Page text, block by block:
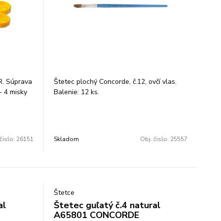
Súprava
4 misky
23
26151
Štetec plochý Concorde, č.12, ovčí vlas.
Balenie: 12 ks.
Skladom Obj. čislo: 25557
Štetce
Štetec guľatý č.4 natural
A65801 CONCORDE